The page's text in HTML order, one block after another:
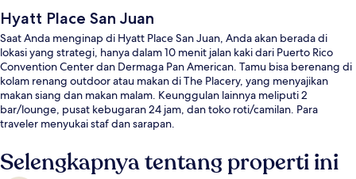
Hyatt Place San Juan
Saat Anda menginap di Hyatt Place San Juan, Anda akan berada di
lokasi yang strategi, hanya dalam 10 menit jalan kaki dari Puerto Rico
Convention Center dan Dermaga Pan American. Tamu bisa berenang di
kolam renang outdoor atau makan di The Placery, yang menyajikan
makan siang dan makan malam. Keunggulan lainnya meliputi 2
bar/lounge, pusat kebugaran 24 jam, dan toko roti/camilan. Para
traveler menyukai staf dan sarapan.
Selengkapnya tentang properti ini